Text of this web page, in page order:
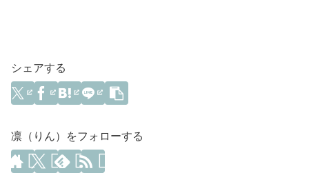
シェアする
凛（りん）をフォローする